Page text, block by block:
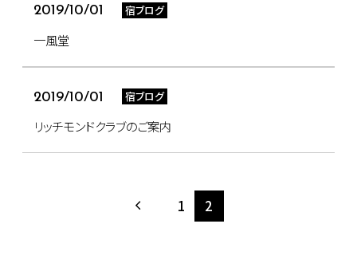
2019/10/01 宿ブログ
一風堂
2019/10/01 宿ブログ
リッチモンドクラブのご案内
1 2